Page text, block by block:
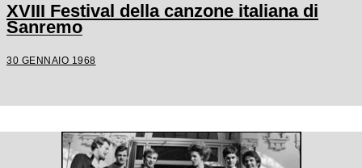
XVIII Festival della canzone italiana di
Sanremo
30 GENNAIO 1968